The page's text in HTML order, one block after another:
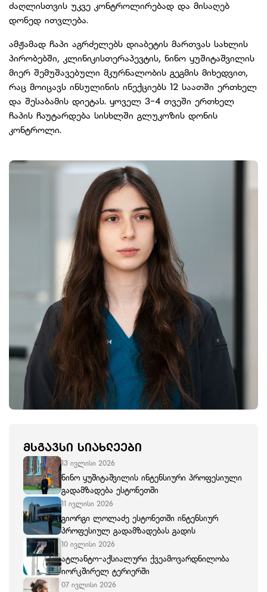
ძაღლისთვის უკვე კონტროლირებად და მისაღებ
დონედ ითვლება.
ამჟამად ჩაპი აგრძელებს დიაბეტის მართვას სახლის
პირობებში, კლინიკისთერაპევტის, ნინო ყუშიტაშვილის
მიერ შემუშავებული მკურნალობის გეგმის მიხედვით,
რაც მოიცავს ინსულინის ინექციებს 12 საათში ერთხელ
და შესაბამის დიეტას. ყოველ 3-4 თვეში ერთხელ
ჩაპის ჩაუტარდება სისხლში გლუკოზის დონის
კონტროლი.
ᲛᲡᲒᲐᲕᲡᲘ ᲡᲘᲐᲮᲚᲔᲔᲑᲘ
13 ივლისი 2026
ნინო ყუშიტაშვილის ინტენსიური პროფესიული
გადამზადება ესტონეთში
11 ივლისი 2026
გიორგი ლოლაძე ესტონეთში ინტენსიურ
პროფესიულ გადამზადებას გადის
10 ივლისი 2026
ატლანტო-აქსიალური ქვეამოვარდნილობა
იორკშირელ ტერიერში
07 ივლისი 2026